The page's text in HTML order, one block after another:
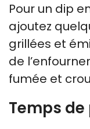
Pour un dip
ajoutez
grillées et
de
fumée et
Temps